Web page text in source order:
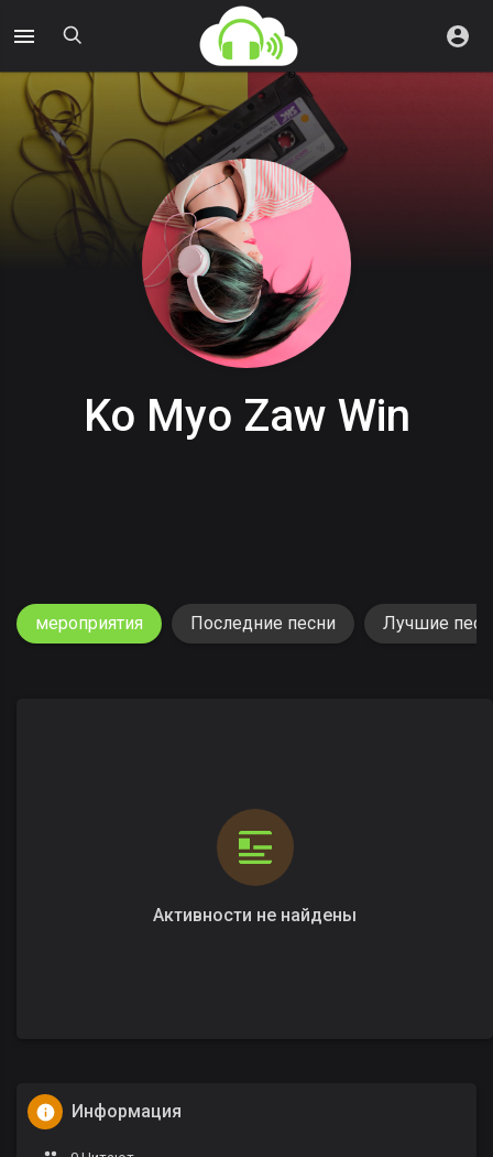
Ko Myo Zaw Win
мероприятия Последние песни Лучшие
Активности не найдены
Информация